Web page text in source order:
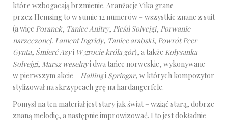
które wzbogacają brzmienie. Aranżacje Vika grane
przez Hemsing to w sumie 12 numerów – wszystkie znane z suit
(a więc Poranek, Taniec Anitry, Pieśń Solvejgi, Porwanie
narzeczonej. Lament Ingridy, Taniec arabski, Powrót Peer
Gynta, Śmierć Azyi W grocie króla gór), a także Kołysanka
Solvejgi, Marsz weselnyi dwa tańce norweskie, wykonywane
w pierwszym akcie – Hallingi Springar, w których kompozytor
stylizował na skrzypcach grę na hardangerfele.
Pomysł na ten materiał jest stary jak świat – wziąć starą, dobrze
znaną melodię, a następnie improwizować. I to jest dokładnie